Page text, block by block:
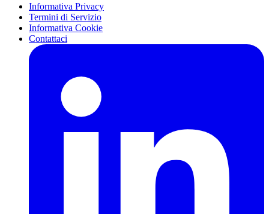
Informativa Privacy
Termini di Servizio
Informativa Cookie
Contattaci